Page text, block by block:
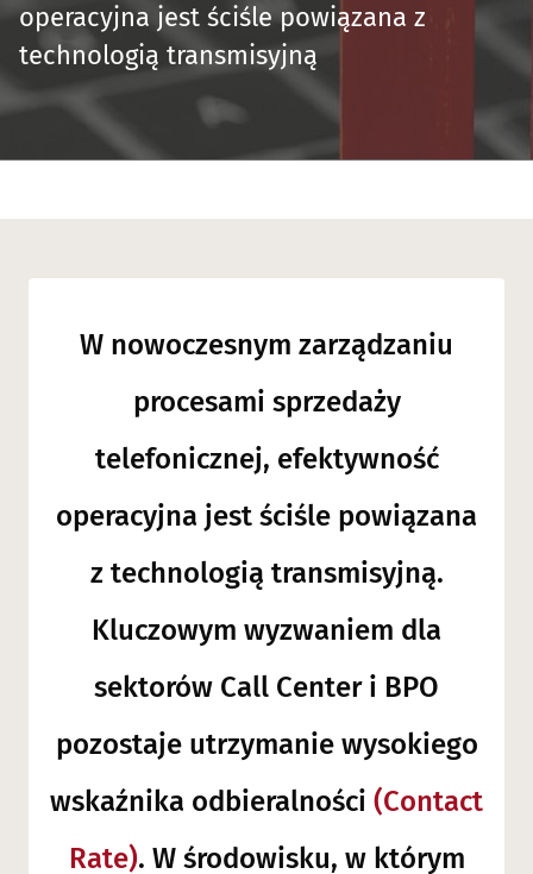
operacyjna jest ściśle powiązana z
technologią transmisyjną
W nowoczesnym zarządzaniu
procesami sprzedaży
telefonicznej, efektywność
operacyjna jest ściśle powiązana
z technologią transmisyjną.
Kluczowym wyzwaniem dla
sektorów Call Center i BPO
pozostaje utrzymanie wysokiego
wskaźnika odbieralności (Contact
Rate). W środowisku, w którym